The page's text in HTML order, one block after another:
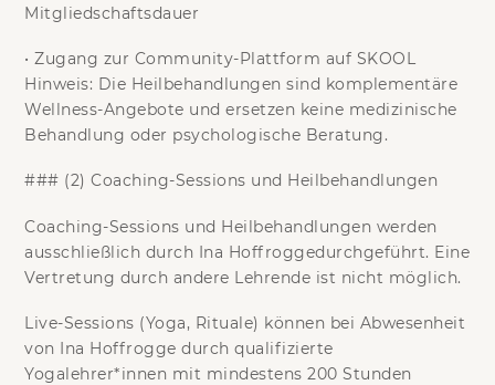
Mitgliedschaftsdauer
•Zugang zur Community-Plattform auf SKOOL
Hinweis: Die Heilbehandlungen sind komplementäre
Wellness-Angebote und ersetzen keine medizinische
Behandlung oder psychologische Beratung.
### (2) Coaching-Sessions und Heilbehandlungen
Coaching-Sessions und Heilbehandlungen werden
ausschließlich durch Ina Hoffroggedurchgeführt. Eine
Vertretung durch andere Lehrende ist nicht möglich.
Live-Sessions (Yoga, Rituale) können bei Abwesenheit
von Ina Hoffrogge durch qualifizierte
Yogalehrer*innen mit mindestens 200 Stunden